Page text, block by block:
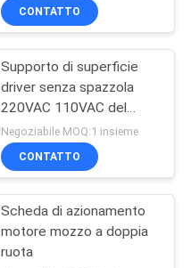
CONTATTO
Supporto di superficie
driver senza spazzola
220VAC 110VAC del
motore di CC di 2
quadranti
Negoziabile MOQ:1 insieme
CONTATTO
Scheda di azionamento
motore mozzo a doppia
ruota